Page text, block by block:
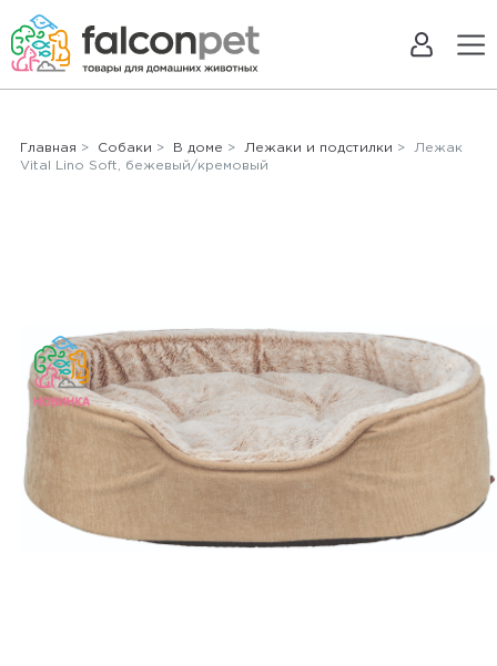
Главная > Собаки > В доме > Лежаки и подстилки > Лежак
Vital Lino Soft, бежевый/кремовый